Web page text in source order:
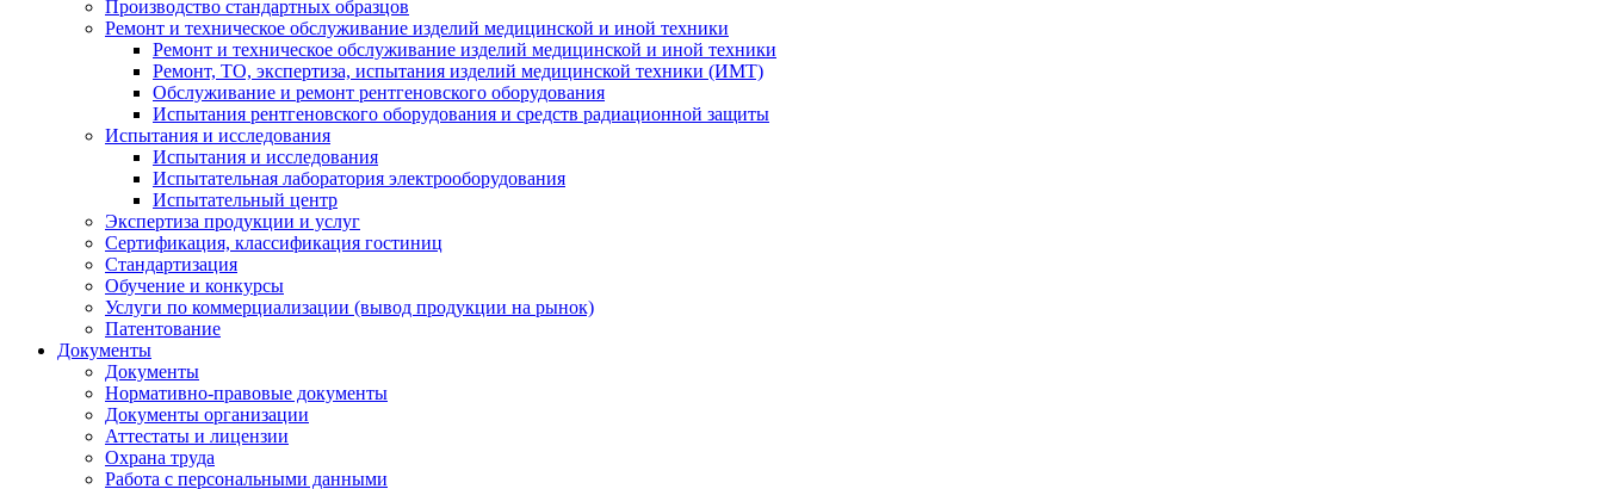
Производство стандартных образцов
Ремонт и техническое обслуживание изделий медицинской и иной техники
Ремонт и техническое обслуживание изделий медицинской и иной техники
Ремонт, ТО, экспертиза, испытания изделий медицинской техники (ИМТ)
Обслуживание и ремонт рентгеновского оборудования
Испытания рентгеновского оборудования и средств радиационной защиты
Испытания и исследования
Испытания и исследования
Испытательная лаборатория электрооборудования
Испытательный центр
Экспертиза продукции и услуг
Сертификация, классификация гостиниц
Стандартизация
Обучение и конкурсы
Услуги по коммерциализации (вывод продукции на рынок)
Патентование
Документы
Документы
Нормативно-правовые документы
Документы организации
Аттестаты и лицензии
Охрана труда
Работа с персональными данными